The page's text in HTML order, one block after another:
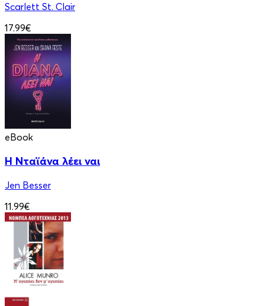
Scarlett St. Clair
17.99€
eBook
Η Νταϊάνα λέει ναι
Jen Besser
11.99€